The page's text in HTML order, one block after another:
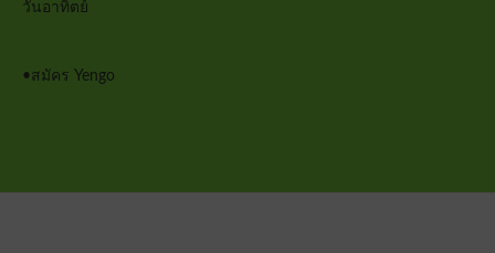
วันอาทิตย์
•สมัคร Yengo